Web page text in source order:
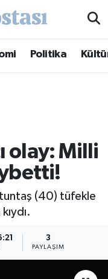
Politika
olay: Milli
(40) tüfekle
3
PAYLAŞIM